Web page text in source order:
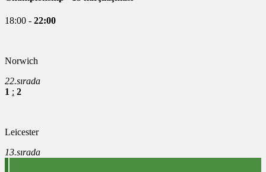
18:00 - 22:00
Norwich
22.sırada
1 : 2
Leicester
13.sırada